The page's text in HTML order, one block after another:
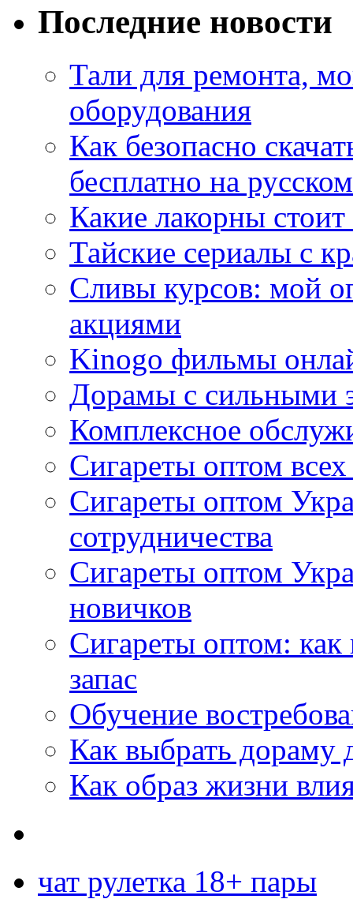
Последние новости
Тали для ремонта,
оборудования
Как безопасно
бесплатно на
Какие лакорны
Тайские сериалы с
Сливы курсов: мой
акциями
Kinogo фильмы
Дорамы с сильными
Комплексное
Сигареты оптом
Сигареты оптом
сотрудничества
Сигареты оптом
новичков
Сигареты оптом:
запас
Обучение
Как выбрать дораму
Как образ жизни
чат рулетка 18+ пары